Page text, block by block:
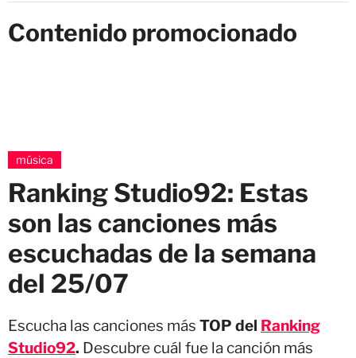
Contenido promocionado
música
Ranking Studio92: Estas
son las canciones más
escuchadas de la semana
del 25/07
Escucha las canciones más TOP del Ranking
Studio92. Descubre cuál fue la canción más